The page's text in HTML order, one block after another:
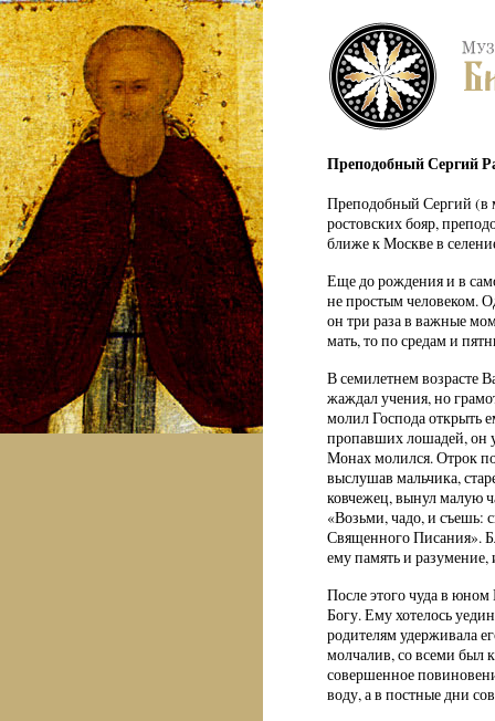
Преподобный Сергий
Преподобный Сергий (в
ростовских бояр,
ближе к Москве в
Еще до рождения и в
не простым человеком.
он три раза в важные
мать, то по средам и
В семилетнем возрасте
жаждал учения, но
молил Господа открыть
пропавших лошадей, он
Монах молился. Отрок
выслушав мальчика,
ковчежец, вынул малую
«Возьми, чадо, и съешь:
Священного Писания».
ему память и разумение,
После этого чуда в
Богу. Ему хотелось
родителям удерживала
молчалив, со всеми был
совершенное
воду, а в постные дни